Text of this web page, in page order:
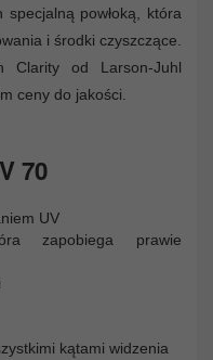
powłoką, która
i środki czyszczące.
Clarity od Larson-Juhl
ceny do jakości.
70
UV
zapobiega prawie
kątami widzenia